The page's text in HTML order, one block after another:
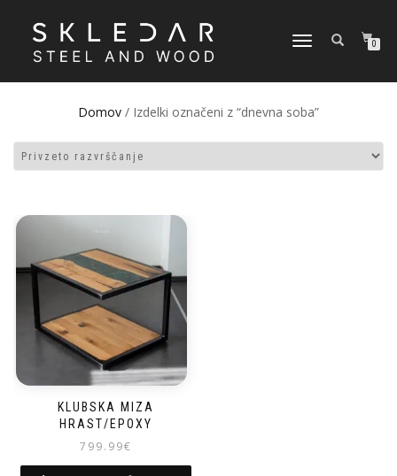
VKLOPI/IZKLOPI
0
Domov / Izdelki označeni z “dnevna soba”
KLUBSKA MIZA
HRAST/EPOXY
799.99€